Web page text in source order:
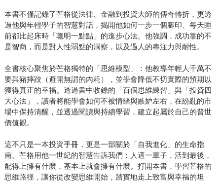
本書不僅記錄了芒格從法律、金融到投資大師的傳奇轉折，更透
過他與年輕學子的智慧對話，揭開他如何一步一個腳印、每天睡
前都比起床時「聰明一點點」的進步心法。他強調，成功靠的不
是智商，而是對人性弱點的洞察，以及過人的專注力與耐性。
全書核心聚焦於芒格獨特的「思維模型」：他教導年輕人千萬不
要與豬摔跤（避開無謂的內耗），並學會降低不切實際的預期以
獲得真正的幸福。透過書中收錄的「百個思維練習」與「投資四
大心法」，讀者將能學會如何不被情緒與嫉妒左右，在紛亂的市
場中保持清醒，並透過閱讀與持續學習，建立起屬於自己的普世
價值觀。
這不只是一本投資手冊，更是一部關於「自我進化」的生命指
南。芒格用他一世紀的智慧告訴我們：人這一輩子，活到最後，
配得上擁有什麼，基本上就會擁有什麼。打開本書，學習芒格的
思維路徑，讓你從改變思維開始，踏實地走上致富與幸福的坦